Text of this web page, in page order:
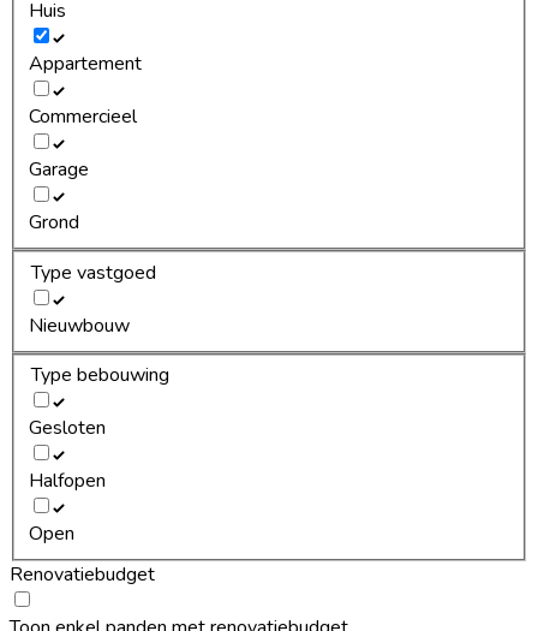
Huis
Appartement
Commercieel
Garage
Grond
Type vastgoed
Nieuwbouw
Type bebouwing
Gesloten
Halfopen
Open
Renovatiebudget